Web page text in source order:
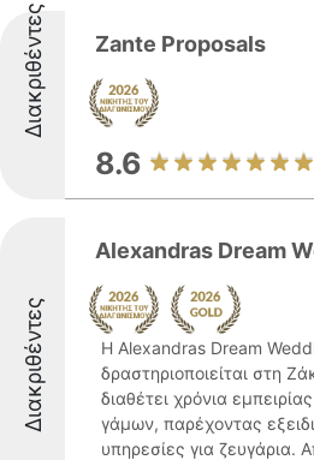
Διακριθέντες Zante Proposals
8.6
Διακριθέντες
Alexandras Dream
Η Alexandras Dream
δραστηριοποιείται στη
διαθέτει χρόνια
γάμων, παρέχοντας
υπηρεσίες για ζευγάρια.